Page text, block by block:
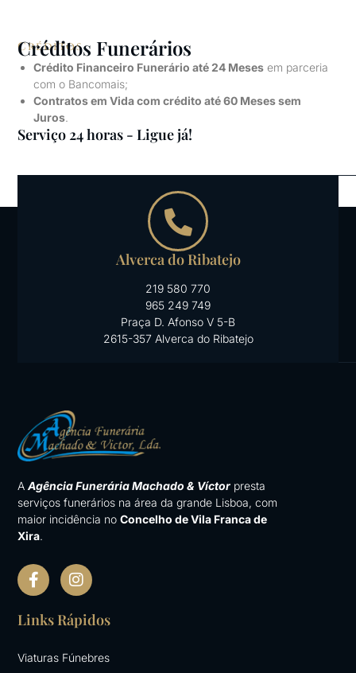
Créditos
Créditos Funerários
Crédito Financeiro Funerário até 24 Meses em parceria
com o Bancomais;
Contratos em Vida com crédito até 60 Meses sem
Juros.
Serviço 24 horas - Ligue já!
Alverca do Ribatejo
219 580 770
965 249 749
Praça D. Afonso V 5-B
2615-357 Alverca do Ribatejo
AAgência Funerária Machado & Víctor presta
serviços funerários na área da grande Lisboa, com
maior incidência noConcelho de Vila Franca de
Xira.
F
a
e
o
o
I
n
t
a
g
r
Links Rápidos
Viaturas Fúnebres